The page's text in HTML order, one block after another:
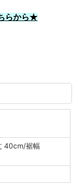
らから★
40cm/裾幅